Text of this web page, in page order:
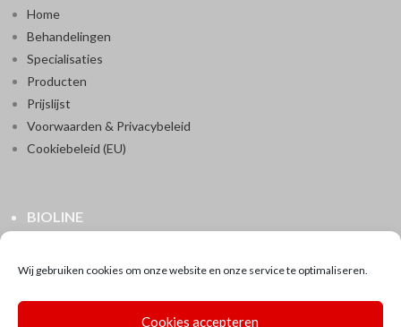
Wij gebruiken cookies om onze website en onze service te optimaliseren.
Cookies accepteren
Home
Behandelingen
Specialisaties
Producten
Prijslijst
Voorwaarden & Privacybeleid
Cookiebeleid (EU)
BIOLINE
2520 Ranst
instituutbioline@pandora.be